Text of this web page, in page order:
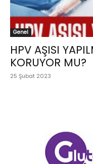
Genel
HPV AŞISI
KORUYOR MU?
25 Şubat 2023